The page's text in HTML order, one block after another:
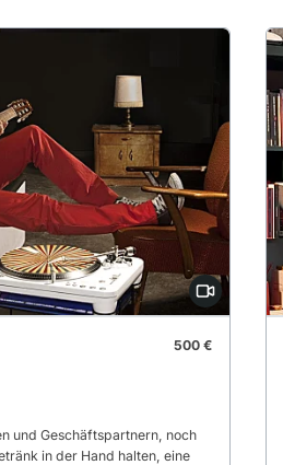
500 €
und Geschäftspartnern, noch
in der Hand halten, eine